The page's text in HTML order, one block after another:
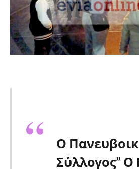
Ο
Σύλλογος” Ο